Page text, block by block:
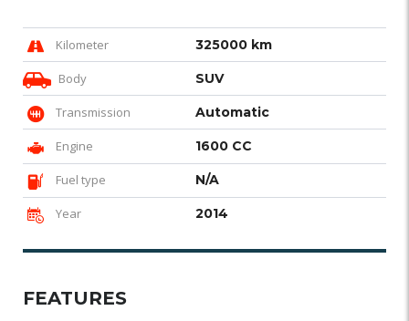
Kilometer 325000 km
Body SUV
Transmission Automatic
Engine 1600 CC
Fuel type N/A
Year 2014
FEATURES